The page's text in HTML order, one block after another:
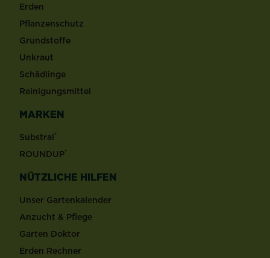
Erden
Pflanzenschutz
Grundstoffe
Unkraut
Schädlinge
Reinigungsmittel
MARKEN
Substral®
ROUNDUP®
NÜTZLICHE HILFEN
Unser Gartenkalender
Anzucht & Pflege
Garten Doktor
Erden Rechner